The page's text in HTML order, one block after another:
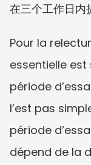
在三个工作日内
Pour la
essentielle
période
l’est pas
période
dépend de la